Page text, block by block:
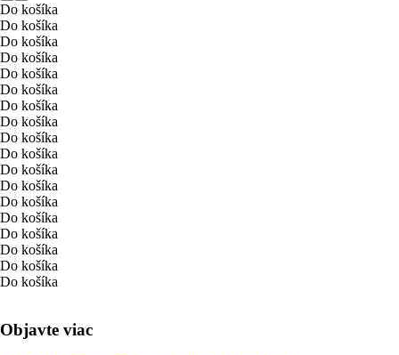
Do košíka
Do košíka
Do košíka
Do košíka
Do košíka
Do košíka
Do košíka
Do košíka
Do košíka
Do košíka
Do košíka
Do košíka
Do košíka
Do košíka
Do košíka
Do košíka
Do košíka
Do košíka
Objavte viac